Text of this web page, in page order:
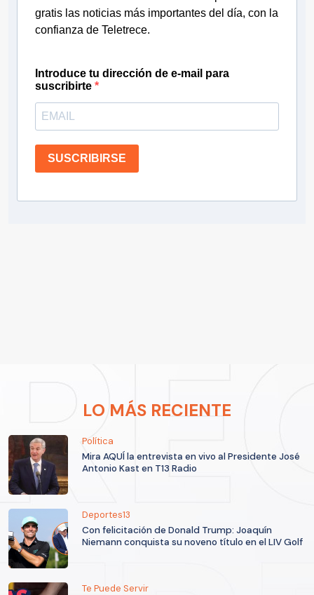
gratis las noticias más importantes del día, con la
confianza de Teletrece.
Introduce tu dirección de e-mail para
suscribirte
SUSCRIBIRSE
LO MÁS RECIENTE
Política
Mira AQUÍ la entrevista en vivo al Presidente José
Antonio Kast en T13 Radio
Deportes13
Con felicitación de Donald Trump: Joaquín
Niemann conquista su noveno título en el LIV Golf
Te Puede Servir